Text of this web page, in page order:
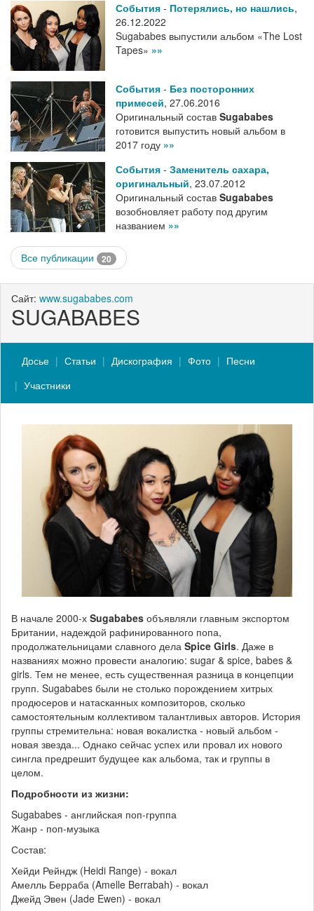
События - Потерялись, но нашлись,
26.12.2022
Sugababes выпустили альбом «The Lost
Tapes» »»
События - Без посторонних
примесей, 27.06.2016
Оригинальный состав Sugababes
готовится выпустить новый альбом в
2017 году »»
События - Заменитель сахара,
оригинальный, 23.07.2012
Оригинальный состав Sugababes
возобновляет работу под другим
названием »»
Все публикации 20
Сайт: www.sugababes.com
SUGABABES
Досье Статьи Дискография Фото
Песни
Участники
В начале 2000-х Sugababes объявляли главным экспортом
Британии, надеждой рафинированного попа,
продолжательницами славного дела Spice Girls. Даже в
названиях можно провести аналогию: sugar & spice, babes &
girls. Тем не менее, есть существенная разница в концепции
групп. Sugababes были не столько порождением хитрых
продюсеров и натасканных композиторов, сколько
самостоятельным коллективом талантливых авторов. История
группы стремительна: новая вокалистка - новый альбом -
новая звезда... Однако сейчас успех или провал их нового
сингла предрешит будущее как альбома, так и группы в
целом.
Подробности из жизни:
Sugababes - английская поп-группа
Жанр - поп-музыка
Состав:
Хейди Рейндж (Heidi Range) - вокал
Амелль Берраба (Amelle Berrabah) - вокал
Джейд Эвен (Jade Ewen) - вокал